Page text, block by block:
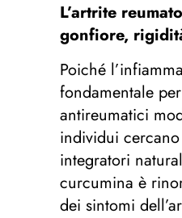
L’artrite
gonfiore,
Poiché
fondamentale
antireumatici
individui
integratori
curcumina è
dei sintomi